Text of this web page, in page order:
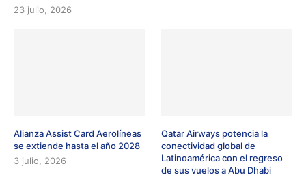
23 julio, 2026
Alianza Assist Card Aerolíneas
se extiende hasta el año 2028
3 julio, 2026
Qatar Airways potencia la
conectividad global de
Latinoamérica con el regreso
de sus vuelos a Abu Dhabi